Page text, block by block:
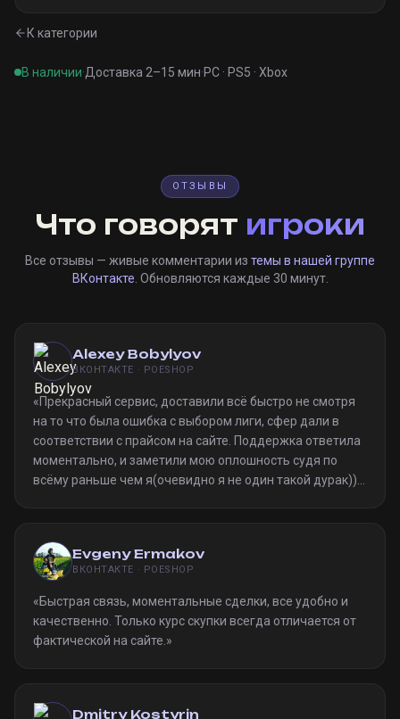
К категории
В наличии·Доставка 2–15 мин·PC · PS5 · Xbox
ОТЗЫВЫ
Что говорят игроки
Все отзывы — живые комментарии из темы в нашей группе
ВКонтакте . Обновляются каждые 30 минут.
Alexey Bobylyov
ВКОНТАКТЕ · POESHOP
«Прекрасный сервис, доставили всё быстро не смотря
на то что была ошибка с выбором лиги, сфер дали в
соответствии с прайсом на сайте. Поддержка ответила
моментально, и заметили мою оплошность судя по
всёму раньше чем я(очевидно я не один такой дурак)).
Evgeny Ermakov
ВКОНТАКТЕ · POESHOP
«Быстрая связь, моментальные сделки, все удобно и
качественно. Только курс скупки всегда отличается от
фактической на сайте. »
Dmitry Kostyrin